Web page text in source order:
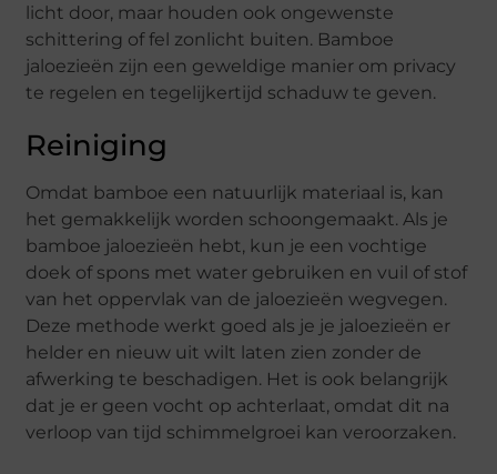
licht door, maar houden ook ongewenste
schittering of fel zonlicht buiten. Bamboe
jaloezieën zijn een geweldige manier om privacy
te regelen en tegelijkertijd schaduw te geven.
Reiniging
Omdat bamboe een natuurlijk materiaal is, kan
het gemakkelijk worden schoongemaakt. Als je
bamboe jaloezieën hebt, kun je een vochtige
doek of spons met water gebruiken en vuil of stof
van het oppervlak van de jaloezieën wegvegen.
Deze methode werkt goed als je je jaloezieën er
helder en nieuw uit wilt laten zien zonder de
afwerking te beschadigen. Het is ook belangrijk
dat je er geen vocht op achterlaat, omdat dit na
verloop van tijd schimmelgroei kan veroorzaken.